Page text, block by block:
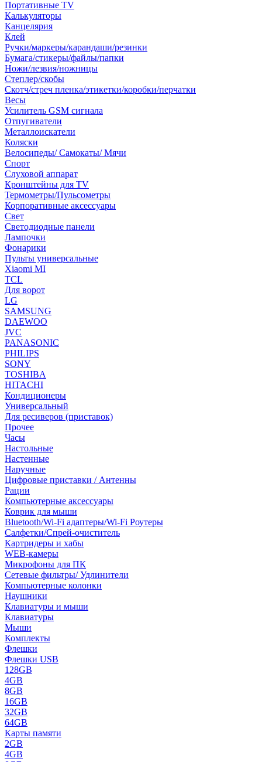
Портативные TV
Калькуляторы
Канцелярия
Клей
Ручки/маркеры/карандаши/резинки
Бумага/стикеры/файлы/папки
Ножи/лезвия/ножницы
Степлер/скобы
Скотч/стреч пленка/этикетки/коробки/перчатки
Весы
Усилитель GSM сигнала
Отпугиватели
Металлоискатели
Коляски
Велосипеды/ Самокаты/ Мячи
Спорт
Слуховой аппарат
Кронштейны для TV
Термометры/Пульсометры
Корпоративные аксессуары
Свет
Светодиодные панели
Лампочки
Фонарики
Пульты универсальные
Xiaomi MI
TCL
Для ворот
LG
SAMSUNG
DAEWOO
JVC
PANASONIC
PHILIPS
SONY
TOSHIBA
HITACHI
Кондиционеры
Универсальный
Для ресиверов (приставок)
Прочее
Часы
Настольные
Настенные
Наручные
Цифровые приставки / Антенны
Рации
Компьютерные аксессуары
Коврик для мыши
Bluetooth/Wi-Fi адаптеры/Wi-Fi Роутеры
Салфетки/Спрей-очиститель
Картридеры и хабы
WEB-камеры
Микрофоны для ПК
Сетевые фильтры/ Удлинители
Компьютерные колонки
Наушники
Клавиатуры и мыши
Клавиатуры
Мыши
Комплекты
Флешки
Флешки USB
128GB
4GB
8GB
16GB
32GB
64GB
Карты памяти
2GB
4GB